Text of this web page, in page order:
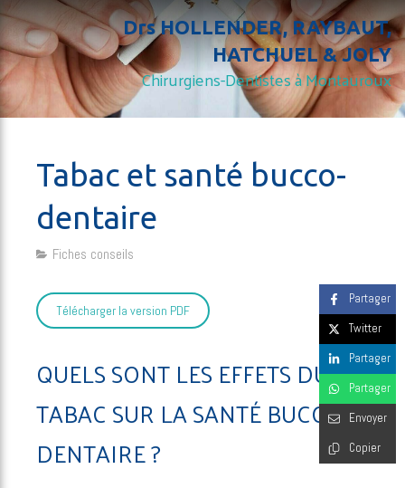
Drs HOLLENDER, RAYBAUT,
HATCHUEL & JOLY
Chirurgiens-Dentistes à Montauroux
Tabac et santé bucco-
dentaire
Fiches conseils
Télécharger la version PDF
QUELS SONT LES EFFETS DU
TABAC SUR LA SANTÉ BUCCO-
DENTAIRE ?
Partager
Twitter
Partager
Partager
Envoyer
Copier